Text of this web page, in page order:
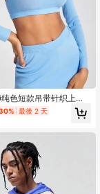
色短款吊带针织上衣
式上衣，适合度假、
伊比沙岛
最後 2 天